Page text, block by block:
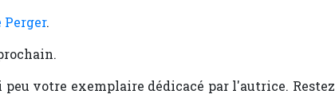
Perger.
votre exemplaire dédicacé par l'autrice. Restez